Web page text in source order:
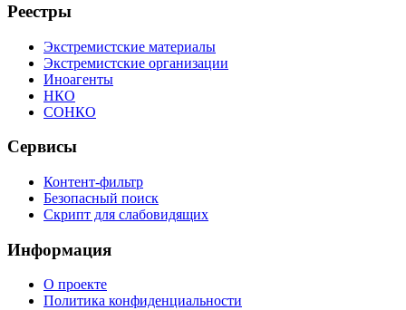
Реестры
Экстремистские материалы
Экстремистские организации
Иноагенты
НКО
СОНКО
Сервисы
Контент-фильтр
Безопасный поиск
Скрипт для слабовидящих
Информация
О проекте
Политика конфиденциальности